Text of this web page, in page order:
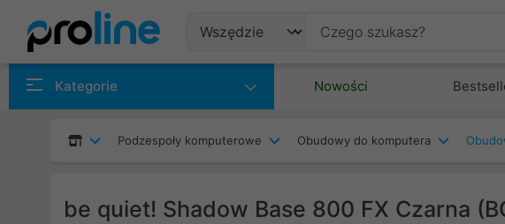
Kategorie Nowości
Podzespoły komputerowe Obudowy do komputera
be quiet! Shadow Base 800 FX Czarna